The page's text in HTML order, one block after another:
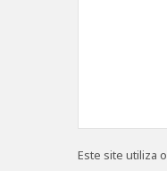
Este site utiliza